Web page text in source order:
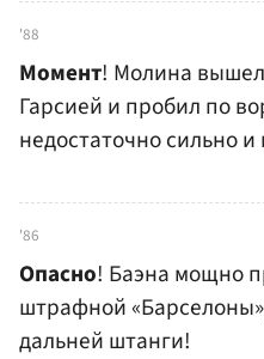
'88
Момент! Молина
Гарсией и пробил по
недостаточно сильно
'86
Опасно! Баэна мощно
штрафной
дальней штанги!